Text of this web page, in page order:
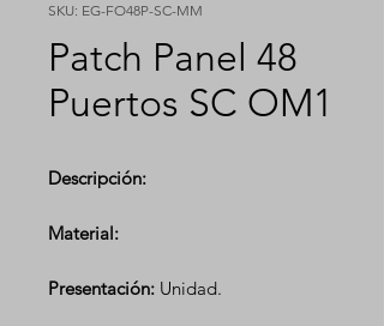
SKU: EG-FO48P-SC-MM
Patch Panel 48
Puertos SC OM1
Descripción:
Material:
Presentación: Unidad.